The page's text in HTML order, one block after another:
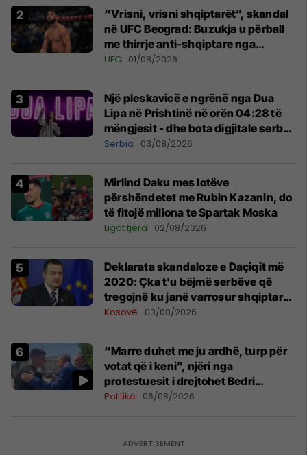
“Vrisni, vrisni shqiptarët”, skandal
në UFC Beograd: Buzukja u përball
me thirrje anti-shqiptare nga
tribunat
UFC 01/08/2026
Një pleskavicë e ngrënë nga Dua
Lipa në Prishtinë në orën 04:28 të
mëngjesit - dhe bota digjitale serbe
shpall gjendjen e luftës
Serbia 03/08/2026
Mirlind Daku mes lotëve
përshëndetet me Rubin Kazanin, do
të fitojë miliona te Spartak Moska
Ligat tjera 02/08/2026
​Deklarata skandaloze e Daçiqit më
2020: Çka t'u bëjmë serbëve që
tregojnë ku janë varrosur shqiptarët
në Serbi
Kosovë 03/08/2026
“Marre duhet me ju ardhë, turp për
votat që i keni”, njëri nga
protestuesit i drejtohet Bedri
Hamzës
Politikë 06/08/2026